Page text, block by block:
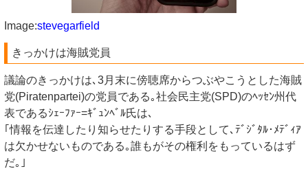
Image:stevegarfield
きっかけは海賊党員
議論のきっかけは､3月末に傍聴席からつぶやこうとした海賊
党(Piratenpartei)の党員である｡社会民主党(SPD)のﾍｯｾﾝ州代
表であるｼｪｰﾌｧｰ=ｷﾞｭﾝﾍﾞﾙ氏は､
｢情報を伝達したり知らせたりする手段として､ﾃﾞｼﾞﾀﾙ･ﾒﾃﾞｨｱ
は欠かせないものである｡誰もがその権利をもっているはず
だ｡｣